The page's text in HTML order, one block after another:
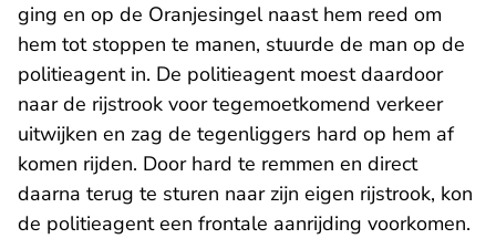
ging en op de Oranjesingel naast hem reed om
hem tot stoppen te manen, stuurde de man op de
politieagent in. De politieagent moest daardoor
naar de rijstrook voor tegemoetkomend verkeer
uitwijken en zag de tegenliggers hard op hem af
komen rijden. Door hard te remmen en direct
daarna terug te sturen naar zijn eigen rijstrook, kon
de politieagent een frontale aanrijding voorkomen.